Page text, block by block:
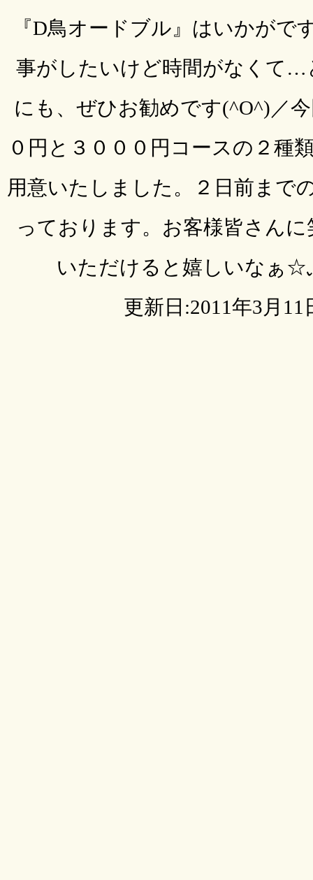
『D鳥オードブル』はいかがで
事がしたいけど時間がなくて…
にも、ぜひお勧めです(^O^)／
０円と３０００円コースの２種
用意いたしました。２日前まで
っております。お客様皆さん
いただけると嬉しいなぁ☆
更新日:2011年3月11